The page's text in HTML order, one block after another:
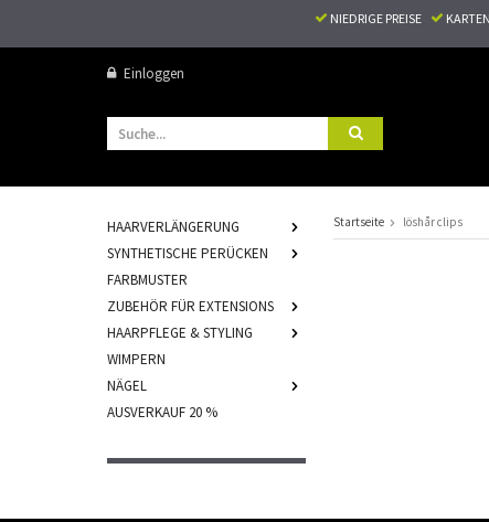
NIEDRIGE PREISE
Einloggen
HAARVERLÄNGERUNG
SYNTHETISCHE PERÜCKEN
FARBMUSTER
ZUBEHÖR FÜR EXTENSIONS
HAARPFLEGE & STYLING
WIMPERN
NÄGEL
AUSVERKAUF 20 %
Startseite löshår clips